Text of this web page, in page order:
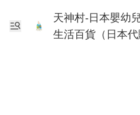
天神村-日本嬰幼
生活百貨（日本代